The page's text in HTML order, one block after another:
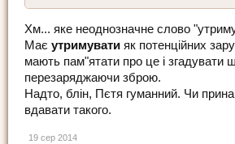
Хм... яке неоднозначне слово
Має утримувати як потенційних
мають пам"ятати про це і згадувати
перезаряджаючи зброю.
Надто, блін, Пєтя гуманний. Чи
вдавати такого.
19 сер 2014